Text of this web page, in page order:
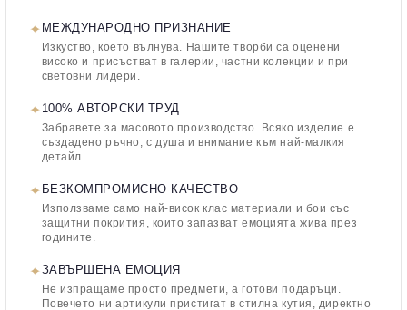
✦ МЕЖДУНАРОДНО ПРИЗНАНИЕ
Изкуство, което вълнува. Нашите творби са оценени
високо и присъстват в галерии, частни колекции и при
световни лидери.
✦ 100% АВТОРСКИ ТРУД
Забравете за масовото производство. Всяко изделие е
създадено ръчно, с душа и внимание към най-малкия
детайл.
✦ БЕЗКОМПРОМИСНО КАЧЕСТВО
Използваме само най-висок клас материали и бои със
защитни покрития, които запазват емоцията жива през
годините.
✦ЗАВЪРШЕНА ЕМОЦИЯ
Не изпращаме просто предмети, а готови подаръци.
Повечето ни артикули пристигат в стилна кутия, директно